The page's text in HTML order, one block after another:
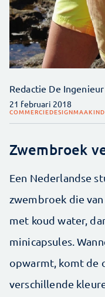
Redactie De Ingenieur
21 februari 2018
COMMERCIEDESIGN
Zwembroek
Een Nederlandse
zwembroek die
met koud water,
minicapsules.
opwarmt, komt de
verschillende